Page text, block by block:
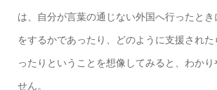
は、自分が言葉の通じない外国へ行ったと
をするかであったり、どのように支援され
ったりということを想像してみると、わかり
せん。